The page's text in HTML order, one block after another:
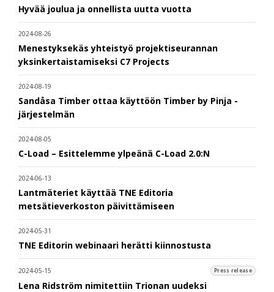
Hyvää joulua ja onnellista uutta vuotta
2024-08-26
Menestyksekäs yhteistyö projektiseurannan
yksinkertaistamiseksi C7 Projects
2024-08-19
Sandåsa Timber ottaa käyttöön Timber by Pinja -
järjestelmän
2024-08-05
C-Load – Esittelemme ylpeänä C-Load 2.0:N
2024-06-13
Lantmäteriet käyttää TNE Editoria
metsätieverkoston päivittämiseen
2024-05-31
TNE Editorin webinaari herätti kiinnostusta
2024-05-15 Press release
Lena Ridström nimitettiin Trionan uudeksi